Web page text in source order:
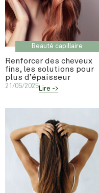
Beauté capillaire
Renforcer des cheveux
fins, les solutions pour
plus d’épaisseur
21/05/2025Lire ->